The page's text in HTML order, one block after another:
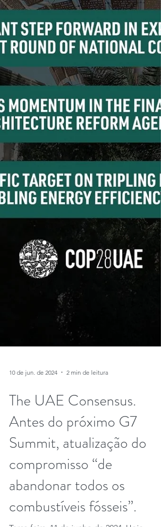
10 de jun. de 2024 2 min de leitura
The UAE Consensus.
Antes do próximo G7
Summit, atualização do
compromisso “de